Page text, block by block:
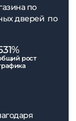
по
дверей по
рост